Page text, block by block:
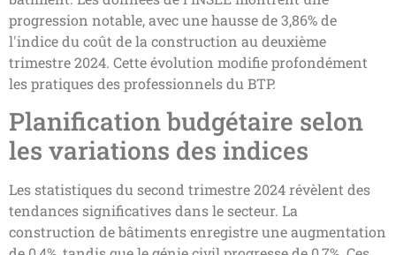
progression notable, avec une hausse de 3,86% de
l'indice du coût de la construction au deuxième
trimestre 2024. Cette évolution modifie profondément
les pratiques des professionnels du BTP.
Planification budgétaire selon
les variations des indices
Les statistiques du second trimestre 2024 révèlent des
tendances significatives dans le secteur. La
construction de bâtiments enregistre une augmentation